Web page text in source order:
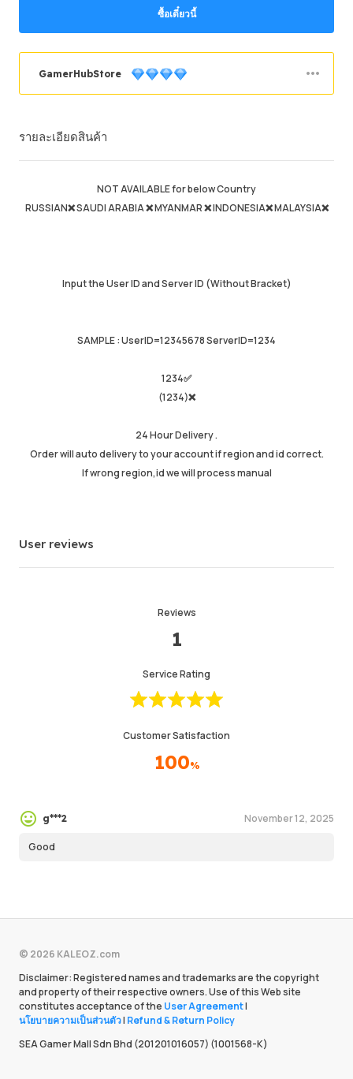
ซื้อเดี๋ยวนี้
GamerHubStore
ยอดขายโดยรวม
Average Delivery Time 0
Info Store Leave message
รายละเอียดสินค้า
NOT AVAILABLE for below Country
RUSSIAN❌ SAUDI ARABIA ❌ MYANMAR ❌ INDONESIA❌ MALAYSIA❌
Input the User ID and Server ID (Without Bracket)
SAMPLE : UserID=12345678 ServerID=1234
1234✅
(1234)❌
24 Hour Delivery .
Order will auto delivery to your account if region and id correct.
If wrong region,id we will process manual
User reviews
Reviews
1
Service Rating
Customer Satisfaction
100%
g***2 November 12, 2025
Good
© 2026 KALEOZ.com
Disclaimer: Registered names and trademarks are the copyright
and property of their respective owners. Use of this Web site
constitutes acceptance of the User Agreement|
นโยบายความเป็นส่วนตัว| Refund & Return Policy
SEA Gamer Mall Sdn Bhd (201201016057) (1001568-K)